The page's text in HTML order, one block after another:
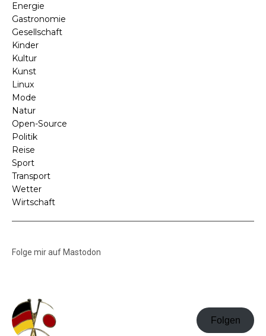
Energie
Gastronomie
Gesellschaft
Kinder
Kultur
Kunst
Linux
Mode
Natur
Open-Source
Politik
Reise
Sport
Transport
Wetter
Wirtschaft
Folge mir auf Mastodon
Folgen